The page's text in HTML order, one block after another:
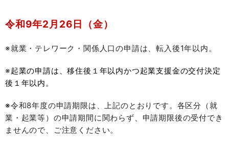
令和9年2月26日（金）
※就業・テレワーク・関係人口の申請は、転入後1年以内。
※起業の申請は、移住後１年以内かつ起業支援金の交付決定
後１年以内。
※令和8年度の申請期限は、上記のとおりです。各区分（就
業・起業等）の申請期間に関わらず、申請期限後の受付でき
ませんので、ご注意ください。